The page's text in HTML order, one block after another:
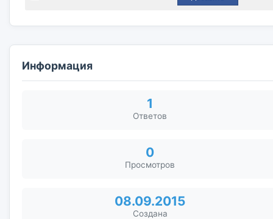
Информация
1
Ответов
0
Просмотров
08.09.2015
Создана